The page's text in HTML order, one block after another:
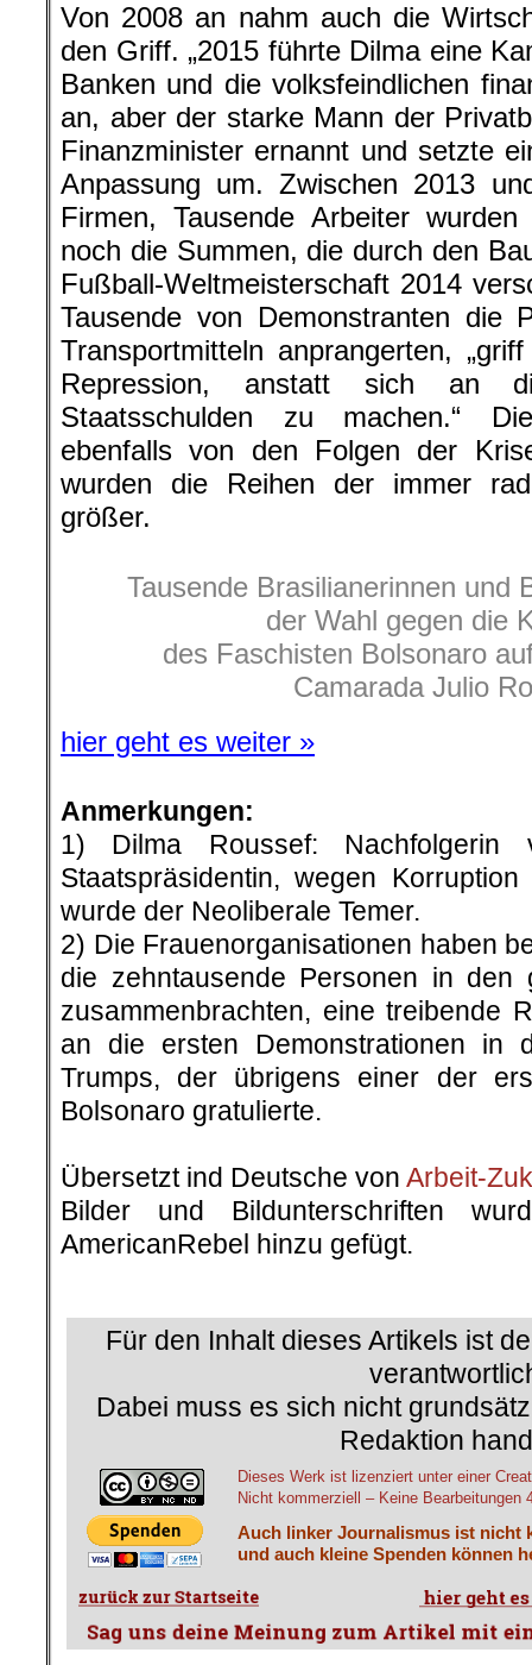
Von 2008 an nahm auch die
den Griff. „2015 führte Dilma eine
Banken und die volksfeindlichen
an, aber der starke Mann der
Finanzminister ernannt und setzte
Anpassung um. Zwischen 2013
Firmen, Tausende Arbeiter
noch die Summen, die durch den
Fußball-Weltmeisterschaft 2014
Tausende von Demonstranten die
Transportmitteln anprangerten,
Repression, anstatt sich an
Staatsschulden zu machen.“
ebenfalls von den Folgen der
wurden die Reihen der immer
größer.
Tausende Brasilianerinnen und
der Wahl gegen die
des Faschisten Bolsonaro
Camarada Julio
hier geht es weiter »
Anmerkungen:
1) Dilma Roussef:
Staatspräsidentin, wegen
wurde der Neoliberale Temer.
2) Die Frauenorganisationen haben
die zehntausende Personen in den
zusammenbrachten, eine treibende
an die ersten Demonstrationen in
Trumps, der übrigens einer der
Bolsonaro gratulierte.
Übersetzt ind Deutsche von Arbeit-
Bilder und Bildunterschriften
AmericanRebel hinzu gefügt.
Für den Inhalt dieses Artikels ist
Dabei muss es sich nicht
Redaktion
Dieses Werk ist lizenziert unter einer
Nicht kommerziell – Keine Bearbeitungen
Auch linker Journalismus ist nicht
und auch kleine Spenden können